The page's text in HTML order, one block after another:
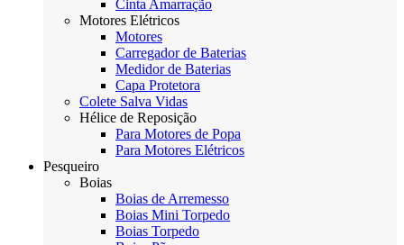
Cinta Amarração
Motores Elétricos
Motores
Carregador de Baterias
Medidor de Baterias
Capa Protetora
Colete Salva Vidas
Hélice de Reposição
Para Motores de Popa
Para Motores Elétricos
Pesqueiro
Boias
Boias de Arremesso
Boias Mini Torpedo
Boias Torpedo